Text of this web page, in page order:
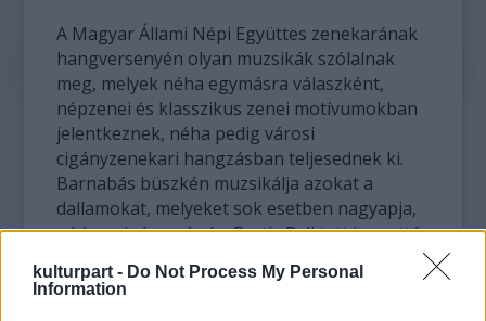
kulturpart - Do Not Process My Personal
Information
A Magyar Állami Népi Együttes zenekarának
hangversenyén olyan muzsikák szólalnak
meg, melyek néha egymásra válaszként,
népzenei és klasszikus zenei motívumokban
jelentkeznek, néha pedig városi
cigányzenekari hangzásban teljesednek ki.
Barnabás büszkén muzsikálja azokat a
dallamokat, melyeket sok esetben nagyapja,
a híres cigányprímás, Pertis Pali tett ismertté.
Az ifjú művész felesége, Kokas Katalin,